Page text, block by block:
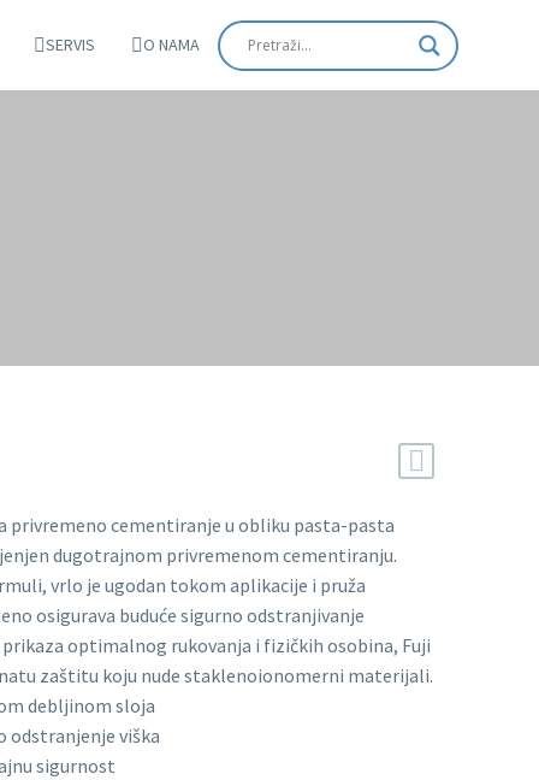
SERVIS O NAMA
privremeno cementiranje u obliku pasta-pasta
dugotrajnom privremenom cementiranju.
vrlo je ugodan tokom aplikacije i pruža
osigurava buduće sigurno odstranjivanje
optimalnog rukovanja i fizičkih osobina, Fuji
zaštitu koju nude staklenoionomerni materijali.
debljinom sloja
odstranjenje viška
sigurnost